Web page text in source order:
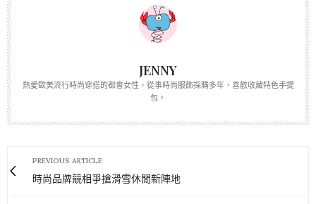
JENNY
熱愛歐美流行時尚穿搭的都會女性，從事時尚服飾採購多年，喜歡收藏特色手提
包。
PREVIOUS ARTICLE
時尚品牌競相爭搶滑雪休閒新陣地